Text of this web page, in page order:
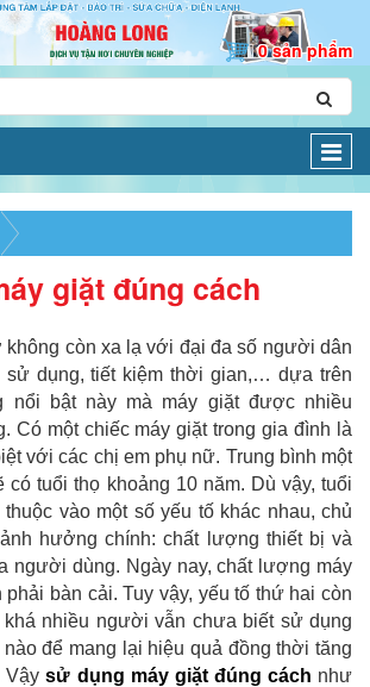
0 sản phẩm
giặt đúng cách
không còn xa lạ với đại đa số người dân
sử dụng, tiết kiệm thời gian,… dựa trên
nổi bật này mà máy giặt được nhiều
Có một chiếc máy giặt trong gia đình là
với các chị em phụ nữ. Trung bình một
có tuổi thọ khoảng 10 năm. Dù vậy, tuổi
vào một số yếu tố khác nhau, chủ
hưởng chính: chất lượng thiết bị và
người dùng. Ngày nay, chất lượng máy
phải bàn cải. Tuy vậy, yếu tố thứ hai còn
khá nhiều người vẫn chưa biết sử dụng
để mang lại hiệu quả đồng thời tăng
Vậysử dụng máy giặt đúng cách như